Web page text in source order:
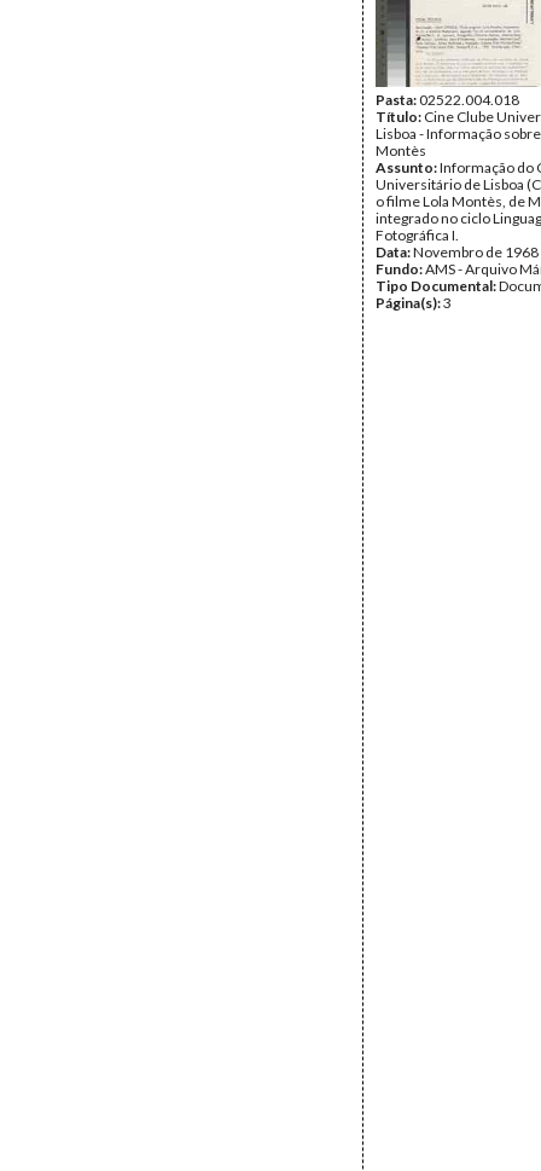
Pasta:02522.004.018
Título: Cine Clube
Lisboa - Informação
Montès
Assunto:Informação do
Universitário de Lisboa
o filme Lola Montès, de
integrado no ciclo
Fotográfica I.
Data:Novembro de 1968
Fundo:AMS - Arquivo
Tipo Documental:
Página(s):3